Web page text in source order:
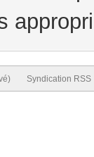
Syndication RSS